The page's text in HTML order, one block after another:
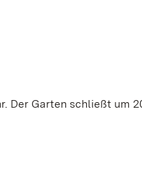
Der Garten schließt um